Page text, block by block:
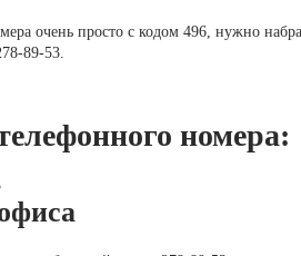
очень просто с кодом 496, нужно
89-53.
номера: